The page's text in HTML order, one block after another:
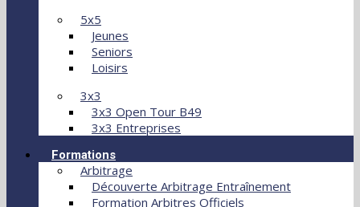
5x5
Jeunes
Seniors
Loisirs
3x3
3x3 Open Tour B49
3x3 Entreprises
Formations
Arbitrage
Découverte Arbitrage Entraînement
Formation Arbitres Officiels